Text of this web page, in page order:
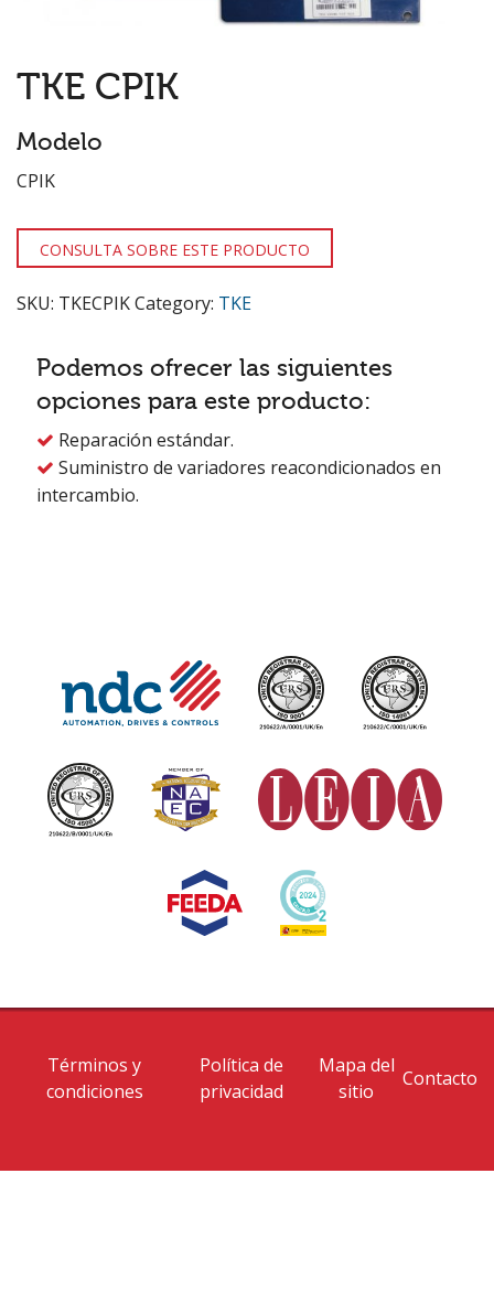
TKE CPIK
Modelo
CPIK
CONSULTA SOBRE ESTE PRODUCTO
SKU: TKECPIKCategory: TKE
Podemos ofrecer las siguientes
opciones para este producto:
 Reparación estándar.
 Suministro de variadores reacondicionados en
intercambio.
Términos y
condiciones
Política de
privacidad
Mapa del
sitio
Contacto